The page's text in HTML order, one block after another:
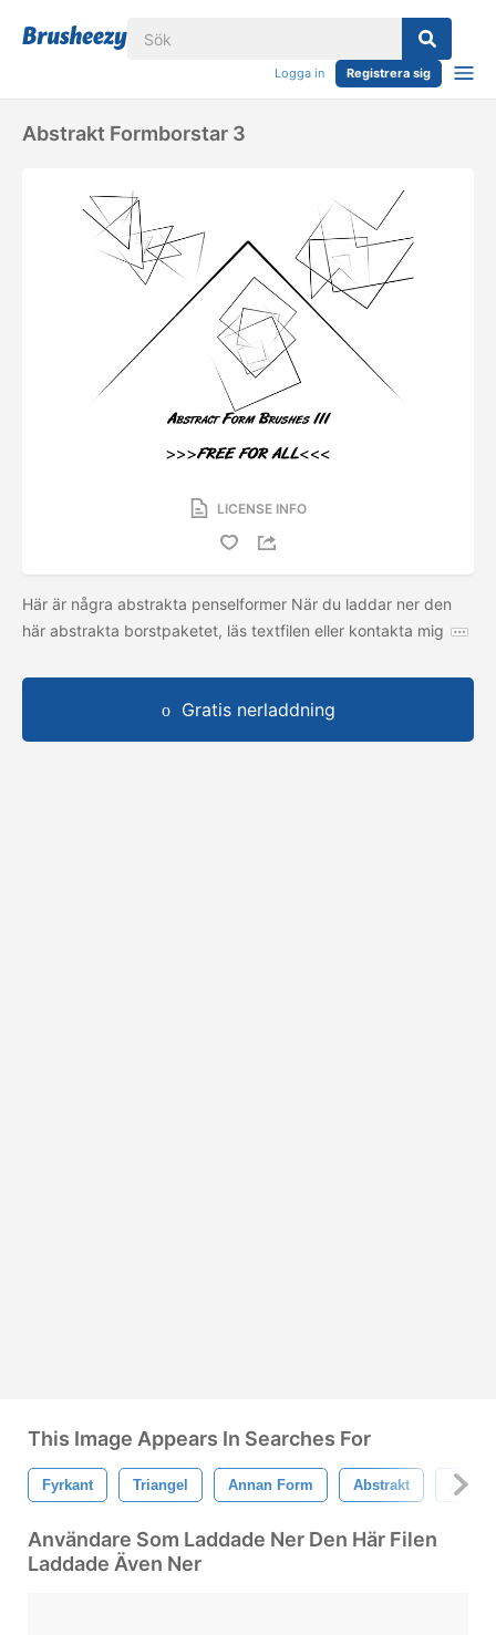
Logga in Registrera sig
Abstrakt Formborstar 3
LICENSE INFO
Här är några abstrakta penselformer När du laddar ner den
här abstrakta borstpaketet, läs textfilen eller kontakta mig
Gratis nerladdning
This Image Appears In Searches For
Fyrkant Triangel Annan Form Abstrakt
Användare Som Laddade Ner Den Här Filen
Laddade Även Ner